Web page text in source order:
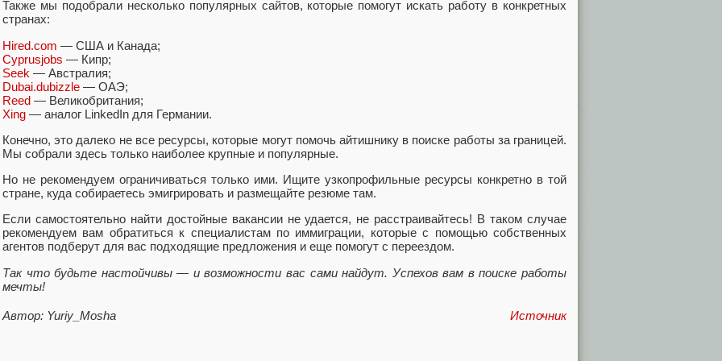
Также мы подобрали несколько популярных сайтов, которые помогут искать работу в конкретных
странах:
Hired.com — США и Канада;
Cyprusjobs — Кипр;
Seek — Австралия;
Dubai.dubizzle — ОАЭ;
Reed — Великобритания;
Xing — аналог LinkedIn для Германии.
Конечно, это далеко не все ресурсы, которые могут помочь айтишнику в поиске работы за границей.
Мы собрали здесь только наиболее крупные и популярные.
Но не рекомендуем ограничиваться только ими. Ищите узкопрофильные ресурсы конкретно в той
стране, куда собираетесь эмигрировать и размещайте резюме там.
Если самостоятельно найти достойные вакансии не удается, не расстраивайтесь! В таком случае
рекомендуем вам обратиться к специалистам по иммиграции, которые с помощью собственных
агентов подберут для вас подходящие предложения и еще помогут с переездом.
Так что будьте настойчивы — и возможности вас сами найдут. Успехов вам в поиске работы
мечты!
Автор: Yuriy_Mosha Источник